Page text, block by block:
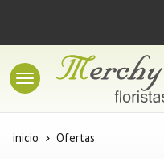
inicio Ofertas